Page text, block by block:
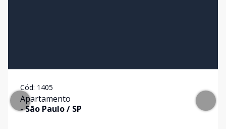
Cód: 1405
Apartamento
-São Paulo/ SP